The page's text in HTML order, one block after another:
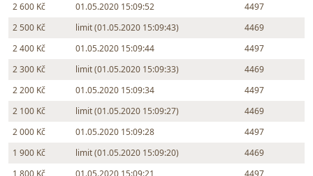
2 600 Kč
01.05.2020 15:09:52
4497
2 500 Kč
limit (01.05.2020 15:09:43)
4469
2 400 Kč
01.05.2020 15:09:44
4497
2 300 Kč
limit (01.05.2020 15:09:33)
4469
2 200 Kč
01.05.2020 15:09:34
4497
2 100 Kč
limit (01.05.2020 15:09:27)
4469
2 000 Kč
01.05.2020 15:09:28
4497
1 900 Kč
limit (01.05.2020 15:09:20)
4469